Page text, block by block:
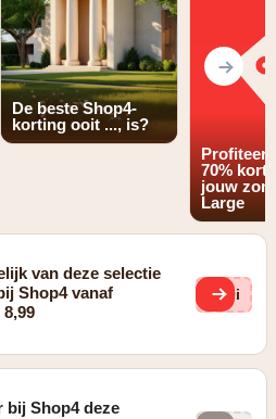
De beste Shop4-
korting ooit ..., is?
Profiteer
70%
jouw
Large
van deze selectie
Shop4 vanaf
39i
bij Shop4 deze